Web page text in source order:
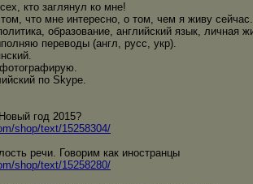
кто заглянул ко мне!
что мне интересно, о том, чем я живу сейчас.
образование, английский язык, личная
переводы (англ, русс, укр).
по Skype.
год 2015?
shop/text/15258304/
речи. Говорим как иностранцы
shop/text/15258280/